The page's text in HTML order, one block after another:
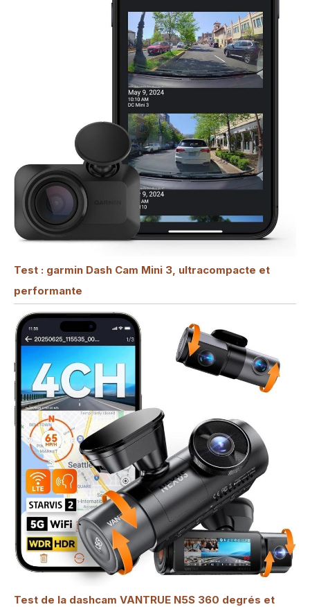
cas de chaleur ou de
froid extrêmes. Son
installation simple vous
permet de commencer
votre voyage avec une
protection complète.
De plus, elle est livrée
avec une garantie de
24 mois et une
assistance clientèle 24
heures sur 24
Test : garmin Dash Cam Mini 3, ultracompacte et
performante
Test de la dashcam VANTRUE N5S 360 degrés et